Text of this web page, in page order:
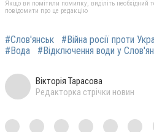
Якщо ви помітили помилку, виділіть необхідний
повідомити про це редакцію
#Слов'янськ #Війна росії проти
#Вода
#Відключення води у
Вікторія Тарасова
Редакторка стрічки новин